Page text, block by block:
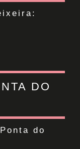
DO
Ponta do